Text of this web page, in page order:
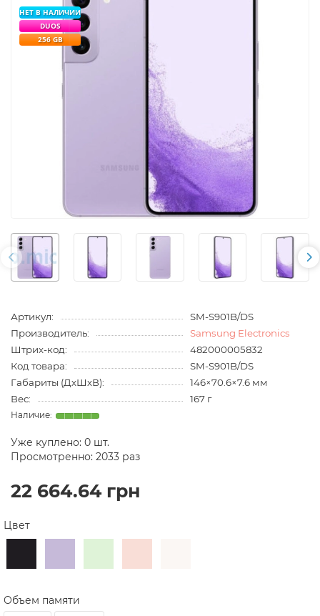
НЕТ В НАЛИЧИИ
DUOS
256 GB
Артикул:
SM-S901B/DS
Производитель:
Samsung Electronics
Штрих-код:
482000005832
Код товара:
SM-S901B/DS
Габариты (ДхШхВ):
146×70.6×7.6 мм
Вес:
167 г
Уже куплено: 0 шт.
Просмотренно: 2033 раз
22 664.64 грн
Цвет
Объем памяти